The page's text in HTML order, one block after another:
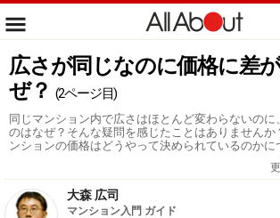
広さが同じなのに価格に差
ぜ？ (2ページ目)
同じマンション内で広さはほとんど変わらないのに
のはなぜ？そんな疑問を感じたことはありません
ンションの価格はどうやって決められているのかに
大森 広司
マンション入門 ガイド